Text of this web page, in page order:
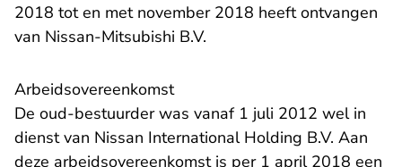
2018 tot en met november 2018 heeft ontvangen
van Nissan-Mitsubishi B.V.
Arbeidsovereenkomst
De oud-bestuurder was vanaf 1 juli 2012 wel in
dienst van Nissan International Holding B.V. Aan
deze arbeidsovereenkomst is per 1 april 2018 een